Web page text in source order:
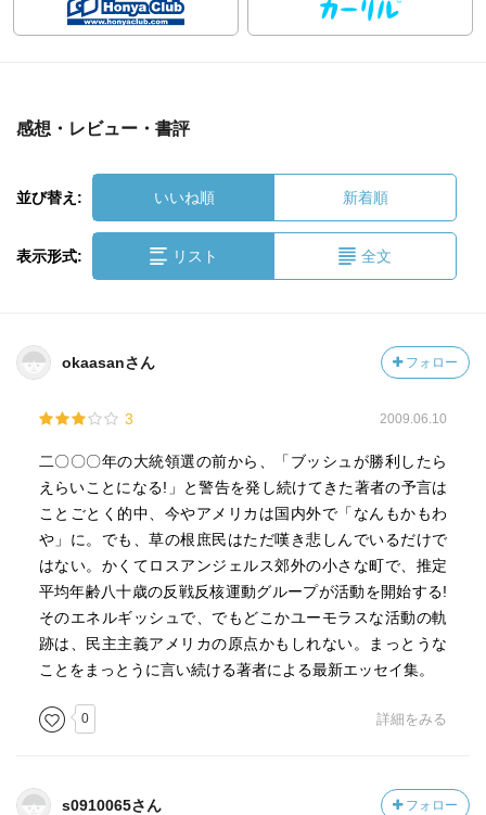
感想・レビュー・書評
並び替え: いいね順 新着順
表示形式: リスト 全文
okaasanさん フォロー
3 2009.06.10
二〇〇〇年の大統領選の前から、「ブッシュが勝利したら
えらいことになる!」と警告を発し続けてきた著者の予言は
ことごとく的中、今やアメリカは国内外で「なんもかもわ
や」に。でも、草の根庶民はただ嘆き悲しんでいるだけで
はない。かくてロスアンジェルス郊外の小さな町で、推定
平均年齢八十歳の反戦反核運動グループが活動を開始する!
そのエネルギッシュで、でもどこかユーモラスな活動の軌
跡は、民主主義アメリカの原点かもしれない。まっとうな
ことをまっとうに言い続ける著者による最新エッセイ集。
0 詳細をみる
s0910065さん フォロー